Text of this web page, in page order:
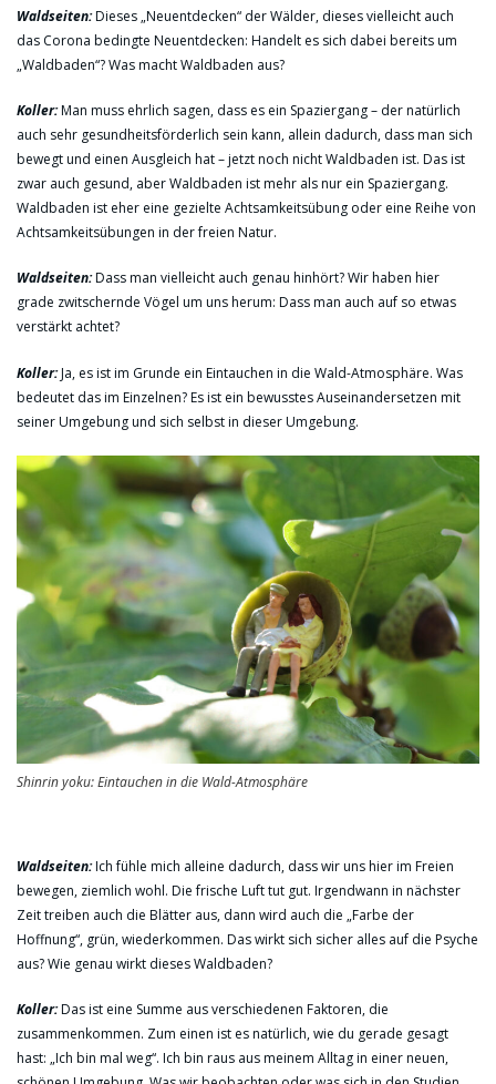
Waldseiten:Dieses „Neuentdecken“ der Wälder, dieses vielleicht auch
das Corona bedingte Neuentdecken: Handelt es sich dabei bereits um
„Waldbaden“? Was macht Waldbaden aus?
Koller:Man muss ehrlich sagen, dass es ein Spaziergang – der natürlich
auch sehr gesundheitsförderlich sein kann, allein dadurch, dass man sich
bewegt und einen Ausgleich hat – jetzt noch nicht Waldbaden ist. Das ist
zwar auch gesund, aber Waldbaden ist mehr als nur ein Spaziergang.
Waldbaden ist eher eine gezielte Achtsamkeitsübung oder eine Reihe von
Achtsamkeitsübungen in der freien Natur.
Waldseiten:Dass man vielleicht auch genau hinhört? Wir haben hier
grade zwitschernde Vögel um uns herum: Dass man auch auf so etwas
verstärkt achtet?
Koller:Ja, es ist im Grunde ein Eintauchen in die Wald-Atmosphäre. Was
bedeutet das im Einzelnen? Es ist ein bewusstes Auseinandersetzen mit
seiner Umgebung und sich selbst in dieser Umgebung.
Shinrin yoku:Eintauchen in die Wald-Atmosphäre
Waldseiten:Ich fühle mich alleine dadurch, dass wir uns hier im Freien
bewegen, ziemlich wohl. Die frische Luft tut gut. Irgendwann in nächster
Zeit treiben auch die Blätter aus, dann wird auch die „Farbe der
Hoffnung“, grün, wiederkommen. Das wirkt sich sicher alles auf die Psyche
aus? Wie genau wirkt dieses Waldbaden?
Koller:Das ist eine Summe aus verschiedenen Faktoren, die
zusammenkommen. Zum einen ist es natürlich, wie du gerade gesagt
hast: „Ich bin mal weg“. Ich bin raus aus meinem Alltag in einer neuen,